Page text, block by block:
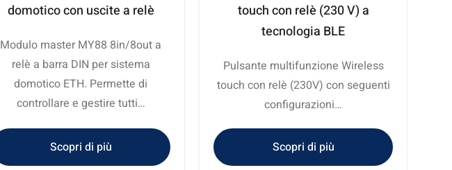
domotico con uscite a relè
Modulo master MY88 8in/8out a
relè a barra DIN per sistema
domotico ETH. Permette di
controllare e gestire tutti…
Scopri di più
touch con relè (230 V) a
tecnologia BLE
Pulsante multifunzione Wireless
touch con relè (230V) con seguenti
configurazioni…
Scopri di più